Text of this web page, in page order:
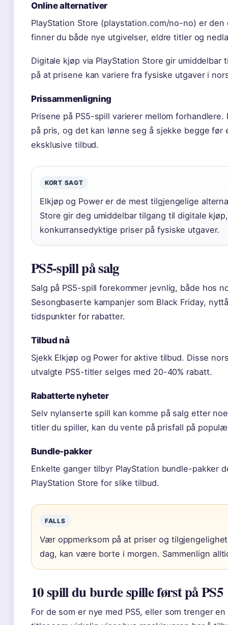
Online alternativer
PlayStation Store (playstation.com/no-no) er
finner du både nye utgivelser, eldre titler og
Digitale kjøp via PlayStation Store gir
på at prisene kan variere fra fysiske utgaver i
Prissammenligning
Prisene på PS5-spill varierer mellom
på pris, og det kan lønne seg å sjekke begge
eksklusive tilbud.
KORT SAGT
Elkjøp og Power er de mest tilgjengelige
Store gir deg umiddelbar tilgang til digitale
konkurransedyktige priser på fysiske utgaver.
PS5-spill på salg
Salg på PS5-spill forekommer jevnlig, både hos
Sesongbaserte kampanjer som Black Friday,
tidspunkter for rabatter.
Tilbud nå
Sjekk Elkjøp og Power for aktive tilbud. Disse
utvalgte PS5-titler selges med 20-40% rabatt.
Rabatterte nyheter
Selv nylanserte spill kan komme på salg etter
titler du spiller, kan du vente på prisfall på
Bundle-pakker
Enkelte ganger tilbyr PlayStation bundle-pakker
PlayStation Store for slike tilbud.
FALLS
Vær oppmerksom på at priser og
dag, kan være borte i morgen. Sammenlign
10 spill du burde spille først på PS5
For de som er nye med PS5, eller som trenger